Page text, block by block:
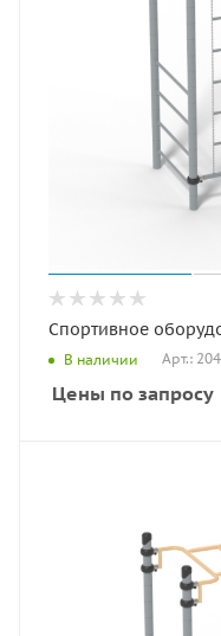
Спортивное
В наличии Арт.:
Цены по запросу